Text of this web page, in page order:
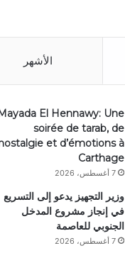
الأشهر
El Hennawy: Une
soirée de tarab, de
et d’émotions à
Carthage
7 أغسطس، 2026
وزير التجهيز يدعو إلى التسريع
في إنجاز مشروع المدخل
الجنوبي للعاصمة
7 أغسطس، 2026